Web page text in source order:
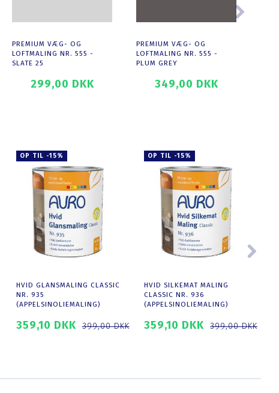
PREMIUM VÆG- OG
LOFTMALING NR. 555 -
SLATE 25
299,00 DKK
PREMIUM VÆG- OG
LOFTMALING NR. 555 -
PLUM GREY
349,00 DKK
OP TIL -15%
HVID GLANSMALING CLASSIC
NR. 935
(APPELSINOLIEMALING)
359,10 DKK 399,00 DKK
OP TIL -15%
HVID SILKEMAT MALING
CLASSIC NR. 936
(APPELSINOLIEMALING)
359,10 DKK 399,00 DKK